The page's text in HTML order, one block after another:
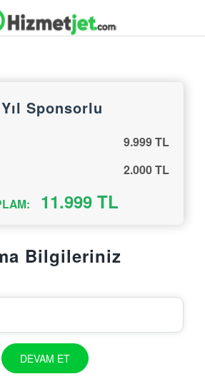
Sponsorlu
9.999 TL
2.000 TL
11.999 TL
Bilgileriniz
DEVAM ET